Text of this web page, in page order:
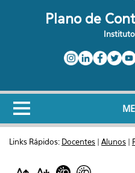
Plano de
Instituto
Links Rápidos: Docentes | Alunos |